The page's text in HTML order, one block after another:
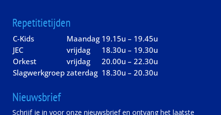
Repetitietijden
C-Kids Maandag 19.15u – 19.45u
JEC
vrijdag
18.30u – 19.30u
Orkest
vrijdag
20.00u – 22.30u
Slagwerkgroep zaterdag 18.30u – 20.30u
Nieuwsbrief
Schrijf je in voor onze nieuwsbrief en ontvang het laatste